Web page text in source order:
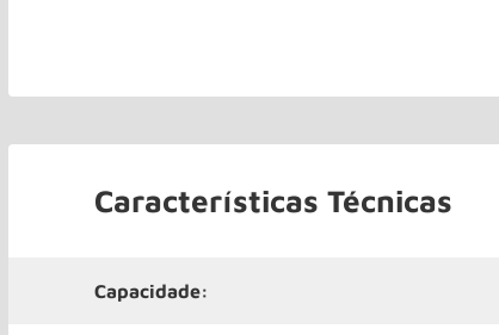
Características Técnicas
Capacidade: